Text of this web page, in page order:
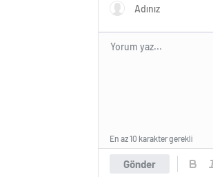
Gönder
En az 10 karakter gerekli